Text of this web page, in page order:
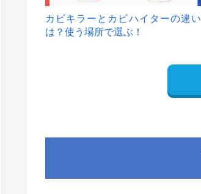
カビキラーとカビハイターの違い
は？使う場所で選ぶ！